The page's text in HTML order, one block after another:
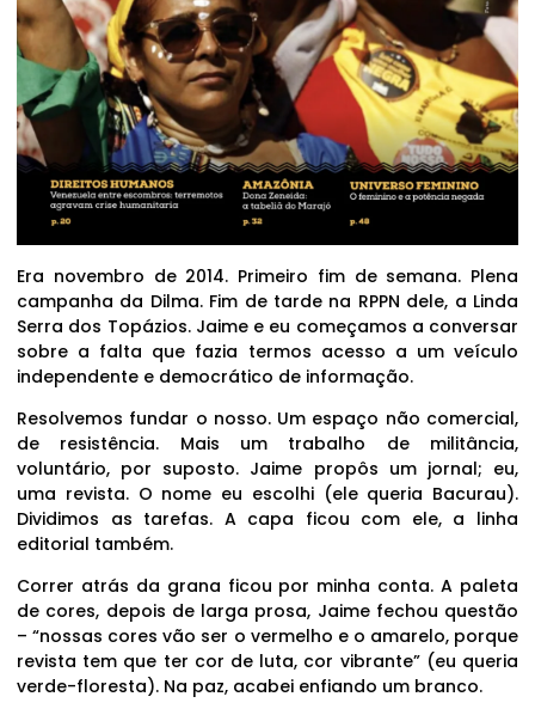
Era novembro de 2014. Primeiro fim de semana. Plena
campanha da Dilma. Fim de tarde na RPPN dele, a Linda
Serra dos Topázios. Jaime e eu começamos a conversar
sobre a falta que fazia termos acesso a um veículo
independente e democrático de informação.
Resolvemos fundar o nosso. Um espaço não comercial,
de resistência. Mais um trabalho de militância,
voluntário, por suposto. Jaime propôs um jornal; eu,
uma revista. O nome eu escolhi (ele queria Bacurau).
Dividimos as tarefas. A capa ficou com ele, a linha
editorial também.
Correr atrás da grana ficou por minha conta. A paleta
de cores, depois de larga prosa, Jaime fechou questão
– “nossas cores vão ser o vermelho e o amarelo, porque
revista tem que ter cor de luta, cor vibrante” (eu queria
verde-floresta). Na paz, acabei enfiando um branco.